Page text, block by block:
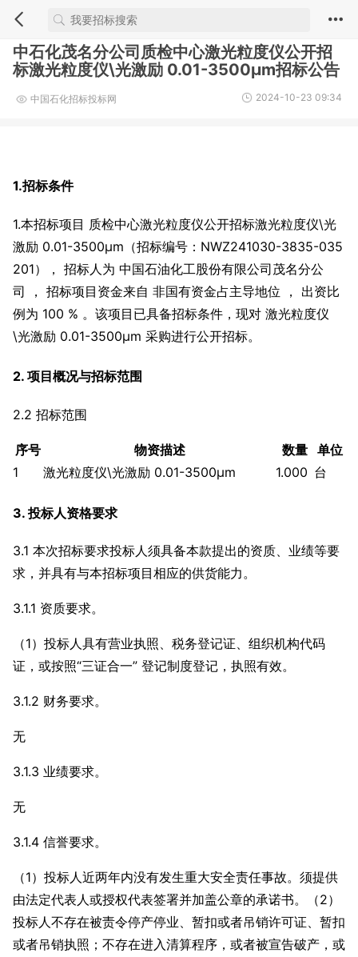
中石化茂名分公司质检中心激光粒度仪公开招
标激光粒度仪\光激励 0.01-3500μm招标公告
中国石化招标投标网 2024-10-23 09:34
1.招标条件
1.本招标项目 质检中心激光粒度仪公开招标激光粒度仪\光
激励 0.01-3500μm（招标编号：NWZ241030-3835-035
201）， 招标人为 中国石油化工股份有限公司茂名分公
司 ， 招标项目资金来自 非国有资金占主导地位 ， 出资比
例为 100 % 。该项目已具备招标条件，现对 激光粒度仪
\光激励 0.01-3500μm 采购进行公开招标。
2. 项目概况与招标范围
2.2 招标范围
序号 物资描述 数量 单位
1
激光粒度仪\光激励 0.01-3500μm 1.000 台
3. 投标人资格要求
3.1 本次招标要求投标人须具备本款提出的资质、业绩等要
求，并具有与本招标项目相应的供货能力。
3.1.1 资质要求。
（1）投标人具有营业执照、税务登记证、组织机构代码
证，或按照“三证合一” 登记制度登记，执照有效。
3.1.2 财务要求。
无
3.1.3 业绩要求。
无
3.1.4 信誉要求。
（1）投标人近两年内没有发生重大安全责任事故。须提供
由法定代表人或授权代表签署并加盖公章的承诺书。（2）
投标人不存在被责令停产停业、暂扣或者吊销许可证、暂扣
或者吊销执照；不存在进入清算程序，或者被宣告破产，或